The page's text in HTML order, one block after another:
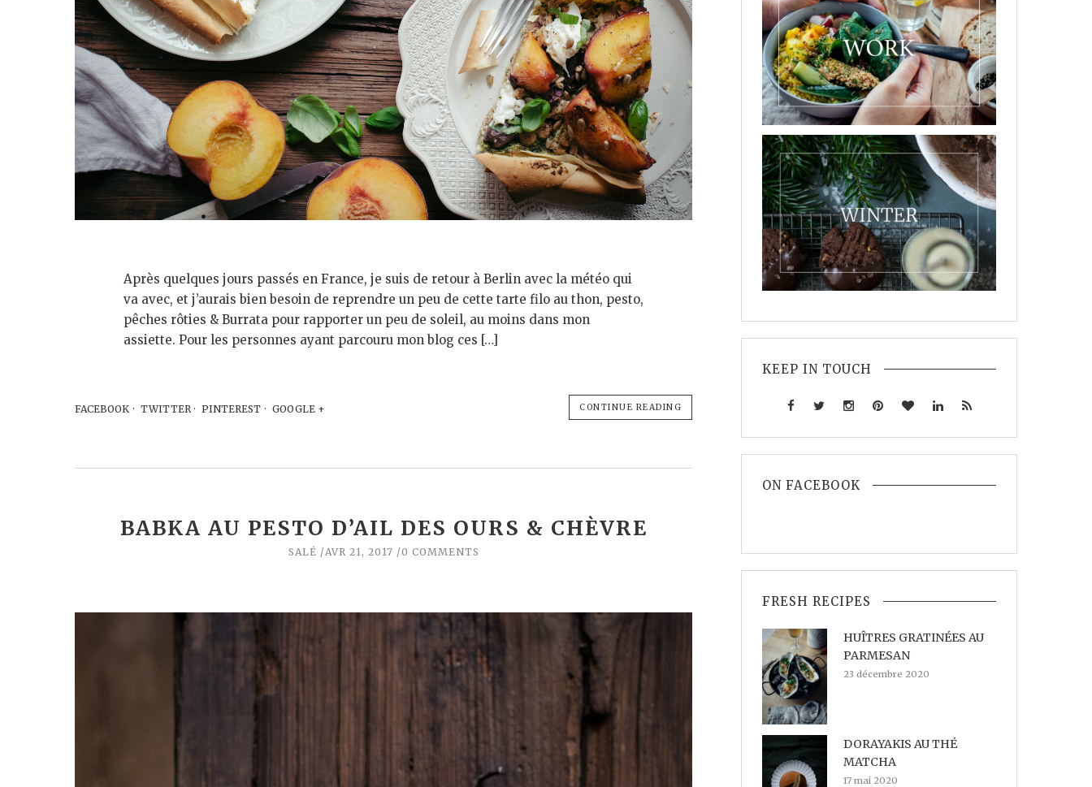
Après quelques jours passés en France, je suis de retour à Berlin avec la météo qui
va avec, et j’aurais bien besoin de reprendre un peu de cette tarte filo au thon, pesto,
pêches rôties & Burrata pour rapporter un peu de soleil, au moins dans mon
assiette. Pour les personnes ayant parcouru mon blog ces […]
CONTINUE READING
FACEBOOK TWITTER PINTEREST GOOGLE +
BABKA AU PESTO D’AIL DES OURS & CHÈVRE
SALÉ AVR 21, 2017 0 COMMENTS
KEEP IN TOUCH
ON FACEBOOK
FRESH RECIPES
HUÎTRES GRATINÉES AU
PARMESAN
23 décembre 2020
DORAYAKIS AU THÉ
MATCHA
17 mai 2020